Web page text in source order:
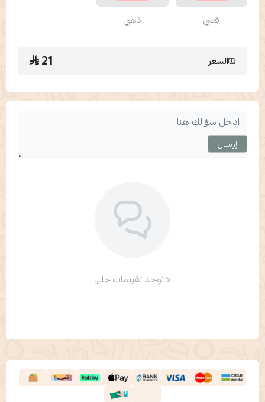
فضي ذهبي
السعر 21
إرسال
لا توجد تقييمات حاليا